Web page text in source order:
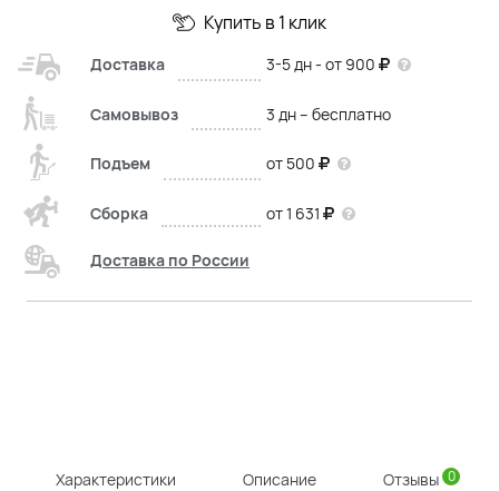
Купить в 1 клик
Доставка 3-5 дн - от 900
Самовывоз 3 дн – бесплатно
Подъем от 500
Сборка от 1 631
Доставка по России
Характеристики Описание Отзывы 0